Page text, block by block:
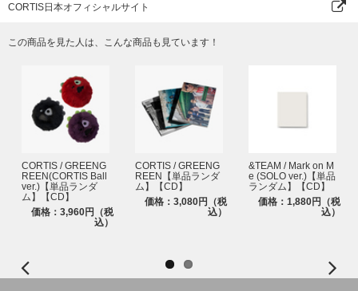
CORTIS日本オフィシャルサイト
この商品を見た人は、こんな商品も見ています！
CORTIS / GREENG
REEN(CORTIS Ball
ver.)【単品ランダ
ム】【CD】
価格：3,960円（税
込）
CORTIS / GREENG
REEN【単品ランダ
ム】【CD】
価格：3,080円（税
込）
&TEAM / Mark on M
e (SOLO ver.)【単品
ランダム】【CD】
価格：1,880円（税
込）